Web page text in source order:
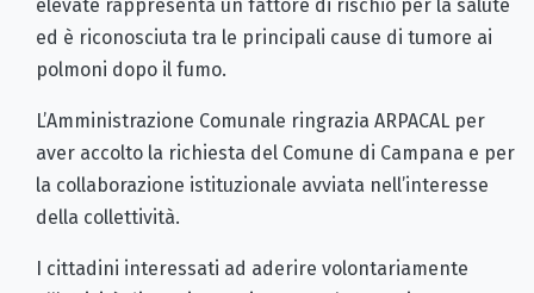
elevate rappresenta un fattore di rischio per la salute
ed è riconosciuta tra le principali cause di tumore ai
polmoni dopo il fumo.
L’Amministrazione Comunale ringrazia ARPACAL per
aver accolto la richiesta del Comune di Campana e per
la collaborazione istituzionale avviata nell’interesse
della collettività.
I cittadini interessati ad aderire volontariamente